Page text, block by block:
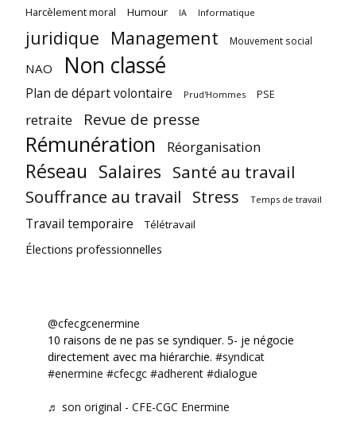
Harcèlement moral Humour IA Informatique
juridique Management Mouvement social
NAO Non classé
Plan de départ volontaire Prud'Hommes PSE
retraite Revue de presse
Rémunération Réorganisation
Réseau Salaires Santé au travail
Souffrance au travail Stress Temps de travail
Travail temporaire Télétravail
Élections professionnelles
@cfecgcenermine
10 raisons de ne pas se syndiquer. 5- je négocie
directement avec ma hiérarchie. #syndicat
#enermine #cfecgc #adherent #dialogue
♬ son original - CFE-CGC Enermine